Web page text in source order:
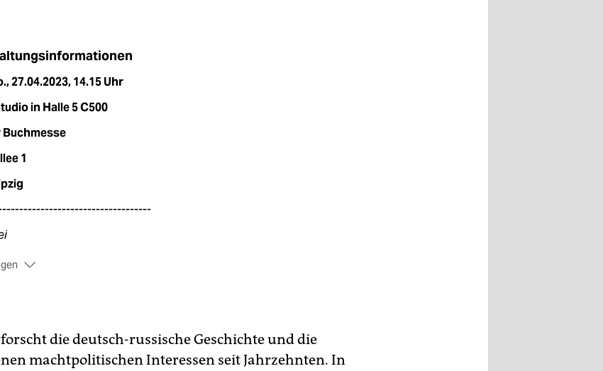
27.04.2023, 14.15 Uhr
in Halle 5 C500
1
zu sein. Die Veranstaltung wird parallel live auf
gestreamt: youtu.be/k260_gLBC7E
die deutsch-russische Geschichte und die
machtpolitischen Interessen seit Jahrzehnten. In